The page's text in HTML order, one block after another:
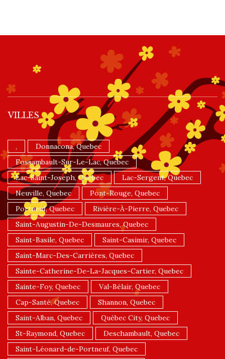
VILLES
,
Donnacona, Quebec
Fossambault-Sur-Le-Lac, Quebec
Lac-Saint-Joseph, Quebec
Lac-Sergent, Quebec
Neuville, Quebec
Pont-Rouge, Quebec
Portneuf, Quebec
Rivière-À-Pierre, Quebec
Saint-Augustin-De-Desmaures, Quebec
Saint-Basile, Quebec
Saint-Casimir, Quebec
Saint-Marc-Des-Carrières, Quebec
Sainte-Catherine-De-La-Jacques-Cartier, Quebec
Sainte-Foy, Quebec
Val-Bélair, Quebec
Cap-Santé, Quebec
Shannon, Quebec
Saint-Alban, Quebec
Québec City, Quebec
St-Raymond, Quebec
Deschambault, Quebec
Saint-Léonard-de-Portneuf, Quebec